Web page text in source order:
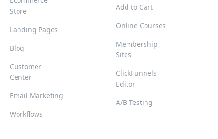
Store
Landing Pages
Blog
Customer
Center
Email Marketing
Workflows
Add to Cart
Online Courses
Membership
Sites
ClickFunnels
Editor
A/B Testing